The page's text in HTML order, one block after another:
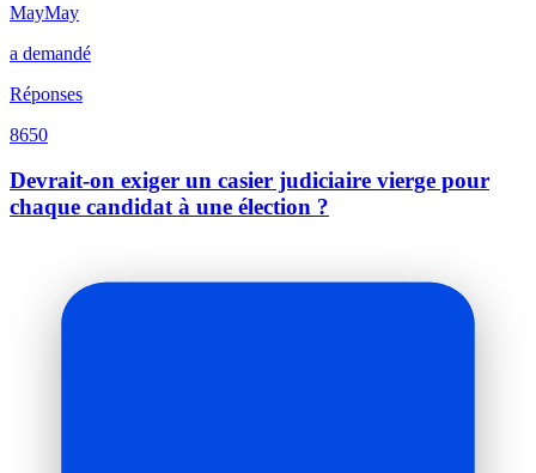
MayMay
a demandé
Réponses
8650
Devrait-on exiger un casier judiciaire vierge pour
chaque candidat à une élection ?